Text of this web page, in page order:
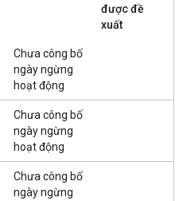
được đề
xuất
Chưa công bố
ngày ngừng
hoạt động
Chưa công bố
ngày ngừng
hoạt động
Chưa công bố
ngày ngừng